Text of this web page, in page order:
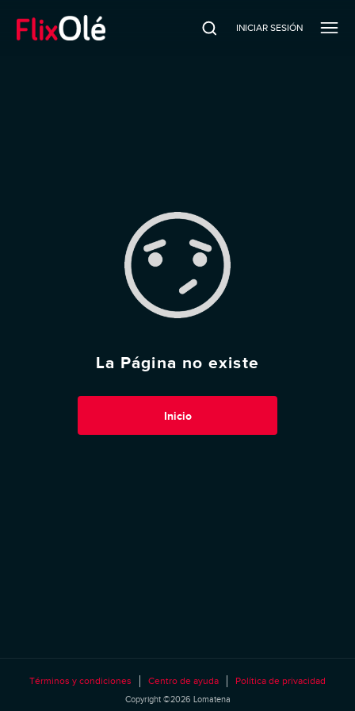
INICIAR SESIÓN
La Página no existe
Inicio
Términos y condiciones Centro de ayuda Política de privacidad
Copyright ©2026 Lomatena